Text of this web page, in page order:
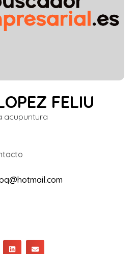
FELIU
acupuntura